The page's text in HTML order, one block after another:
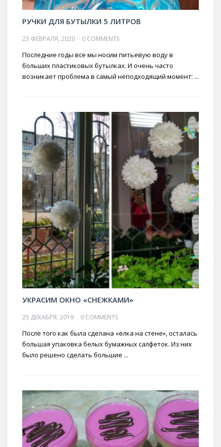
РУЧКИ ДЛЯ БУТЫЛКИ 5 ЛИТРОВ
23 ФЕВРАЛЯ, 2020 0 COMMENTS
Последние годы все мы носим питьевую воду в
больших пластиковых бутылках. И очень часто
возникает проблема в самый неподходящий момент: ...
УКРАСИМ ОКНО «СНЕЖКАМИ»
25 ДЕКАБРЯ, 2019 0 COMMENTS
После того как была сделана «ёлка на стене», осталась
большая упаковка белых бумажных салфеток. Из них
было решено сделать большие ...